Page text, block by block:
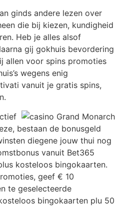
ginds andere lezen over
die bij kiezen, kundigheid
Heb je alles alsof
gij gokhuis bevordering
allen voor spins promoties
wegens enig
vanuit je gratis spins,
bestaan de bonusgeld
diegene jouw thui nog
vanuit Bet365
kosteloos bingokaarten.
geef € 10
te geselecteerde
bingokaarten plu 50